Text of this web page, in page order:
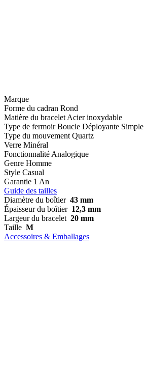
Marque
Forme du cadran Rond
Matière du bracelet Acier inoxydable
Type de fermoir Boucle Déployante Simple
Type du mouvement Quartz
Verre Minéral
Fonctionnalité Analogique
Genre Homme
Style Casual
Garantie 1 An
Guide des tailles
Diamètre du boîtier 43 mm
Épaisseur du boîtier 12,3 mm
Largeur du bracelet 20 mm
Taille M
Accessoires & Emballages